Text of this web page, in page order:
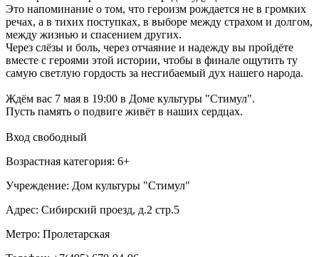
Это напоминание о том, что героизм рождается не в громких
речах, а в тихих поступках, в выборе между страхом и долгом,
между жизнью и спасением других.
Через слёзы и боль, через отчаяние и надежду вы пройдёте
вместе с героями этой истории, чтобы в финале ощутить ту
самую светлую гордость за несгибаемый дух нашего народа.
Ждём вас 7 мая в 19:00 в Доме культуры "Стимул".
Пусть память о подвиге живёт в наших сердцах.
Вход свободный
Возрастная категория: 6+
Учреждение: Дом культуры "Стимул"
Адрес: Сибирский проезд, д.2 стр.5
Метро: Пролетарская